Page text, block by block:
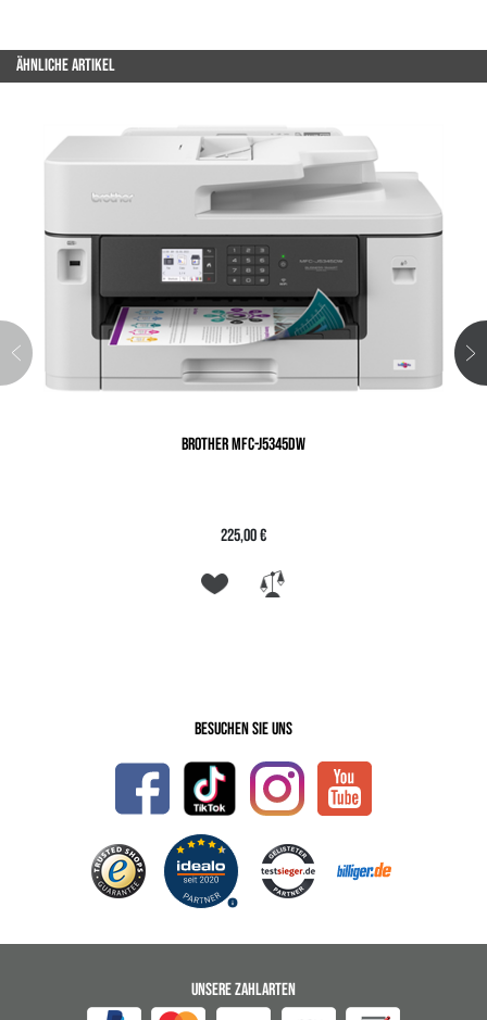
ÄHNLICHE ARTIKEL
BROTHER MFC-J5345DW
225,00 €
Besuchen Sie uns
UNSERE ZAHLARTEN